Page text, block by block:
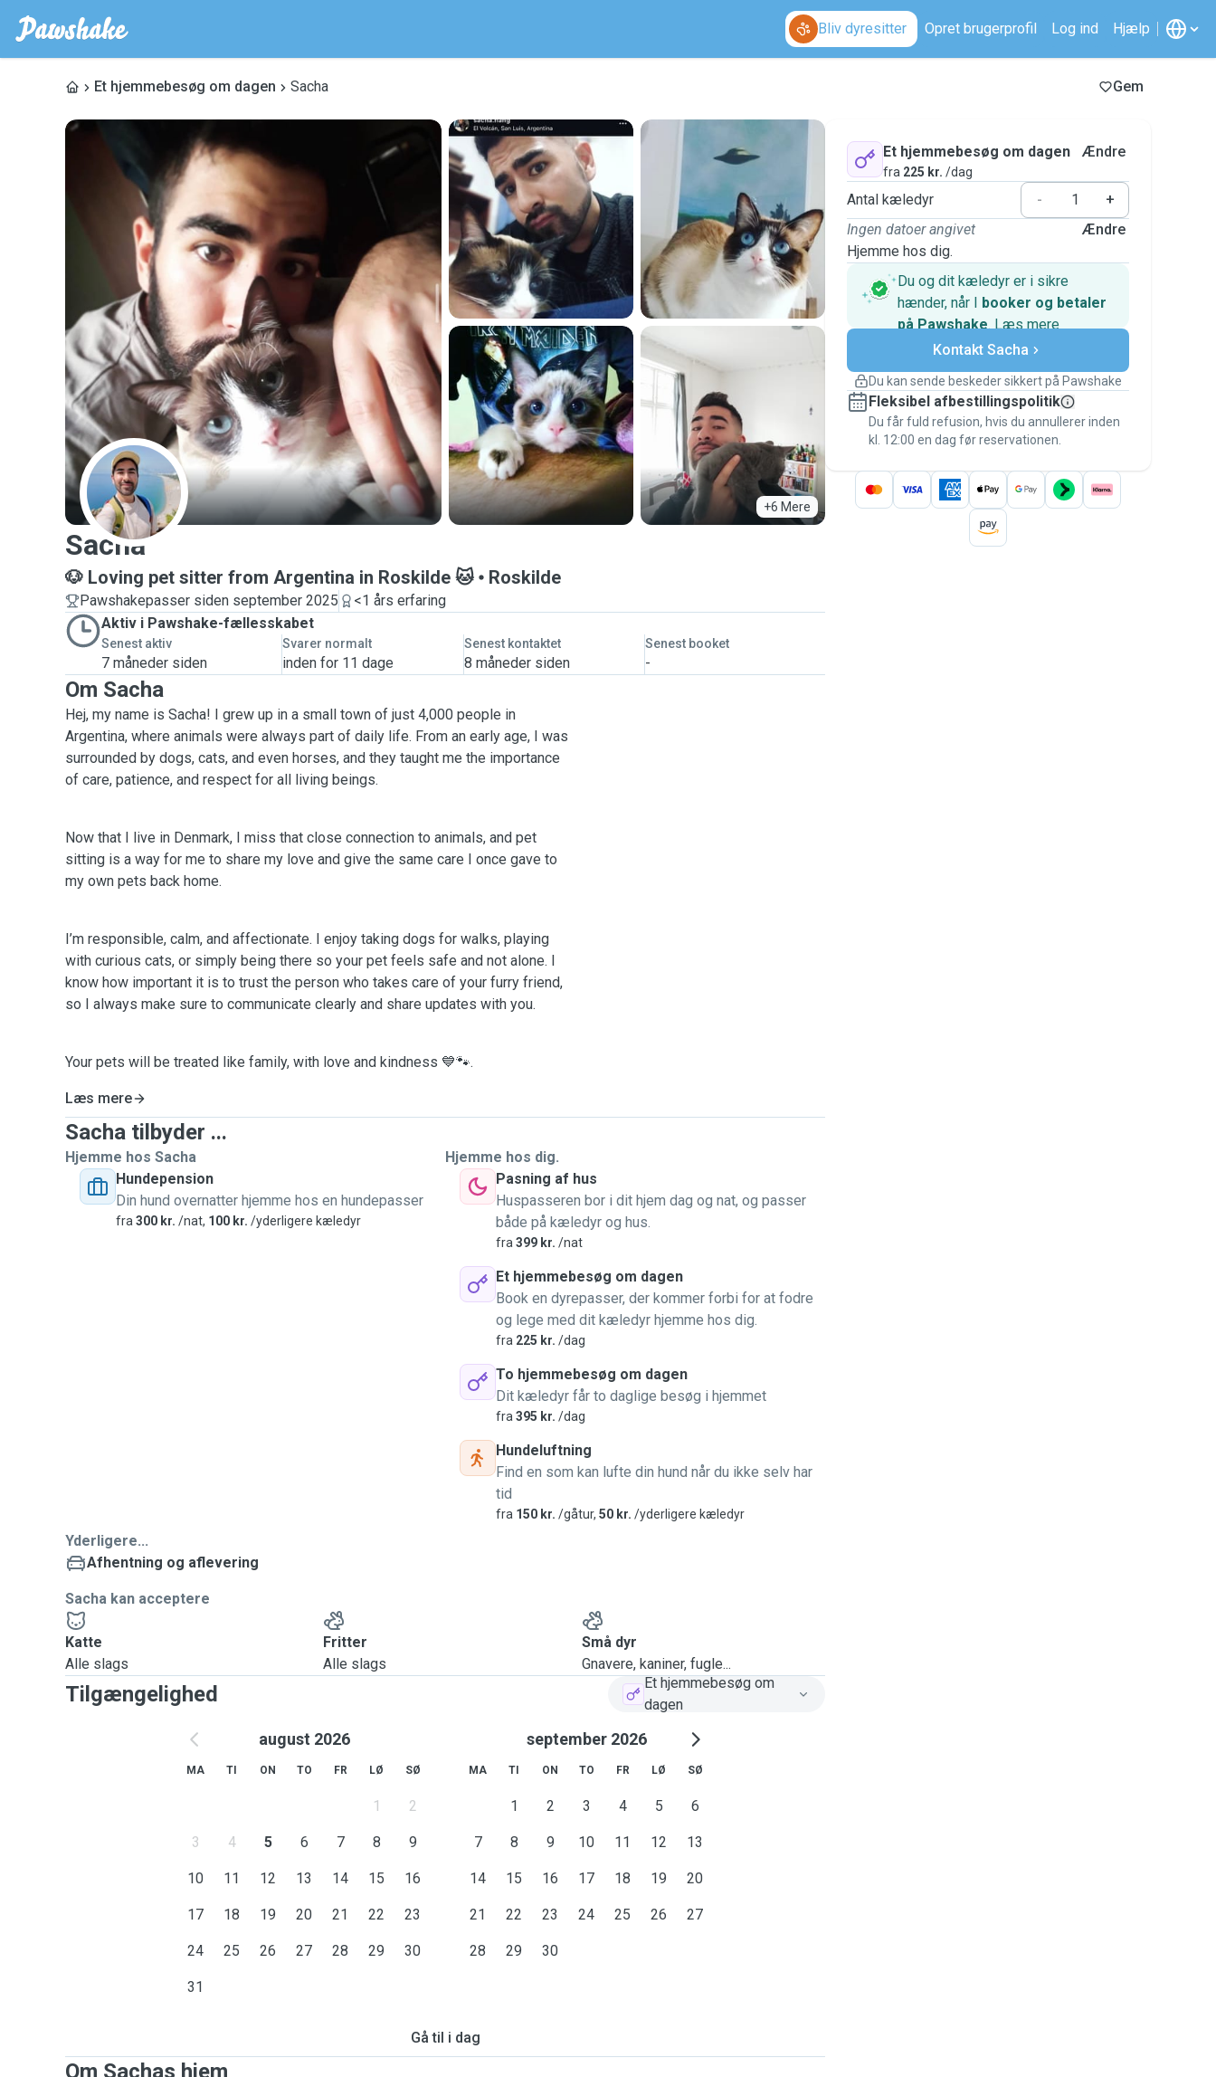
Bliv dyresitter Opret brugerprofil Log ind Hjælp
Et hjemmebesøg om dagen Sacha Gem
+6 Mere
S
Sacha
🐶 Loving pet sitter from Argentina in Roskilde 🐱 Roskilde
Pawshakepasser siden september 2025
<1 års erfaring
Aktiv i Pawshake-fællesskabet
Senest aktiv
7 måneder siden
Svarer normalt
inden for 11 dage
Senest kontaktet
8 måneder siden
Senest booket
-
Om Sacha
Hej, my name is Sacha! I grew up in a small town of just 4,000 people in
Argentina, where animals were always part of daily life. From an early age, I was
surrounded by dogs, cats, and even horses, and they taught me the importance
of care, patience, and respect for all living beings.
Now that I live in Denmark, I miss that close connection to animals, and pet
sitting is a way for me to share my love and give the same care I once gave to
my own pets back home.
I’m responsible, calm, and affectionate. I enjoy taking dogs for walks, playing
with curious cats, or simply being there so your pet feels safe and not alone. I
know how important it is to trust the person who takes care of your furry friend,
so I always make sure to communicate clearly and share updates with you.
Your pets will be treated like family, with love and kindness 💙🐾.
Læs mere
Sacha tilbyder ...
Hjemme hos Sacha
Hundepension
Din hund overnatter hjemme hos en hundepasser
fra 300 kr. /nat, 100 kr. /yderligere kæledyr
Hjemme hos dig.
Pasning af hus
Huspasseren bor i dit hjem dag og nat, og passer
både på kæledyr og hus.
fra 399 kr. /nat
Et hjemmebesøg om dagen
Book en dyrepasser, der kommer forbi for at fodre
og lege med dit kæledyr hjemme hos dig.
fra 225 kr. /dag
To hjemmebesøg om dagen
Dit kæledyr får to daglige besøg i hjemmet
fra 395 kr. /dag
Hundeluftning
Find en som kan lufte din hund når du ikke selv har
tid
fra 150 kr. /gåtur, 50 kr. /yderligere kæledyr
Yderligere...
Afhentning og aflevering
Sacha kan acceptere
Katte
Alle slags
Fritter
Alle slags
Små dyr
Gnavere, kaniner, fugle...
Tilgængelighed
Et hjemmebesøg om
dagen
august 2026
MA TI ON TO FR LØ SØ
1 2
3 4 5 6 7 8 9
10 11 12 13 14 15 16
17 18 19 20 21 22 23
24 25 26 27 28 29 30
31
september 2026
MA TI ON TO FR LØ SØ
1 2 3 4 5 6
7 8 9 10 11 12 13
14 15 16 17 18 19 20
21 22 23 24 25 26 27
28 29 30
Gå til i dag
Om Sachas hjem
Et hjemmebesøg om dagen
fra 225 kr. /dag
Ændre
Antal kæledyr -
+
Ingen datoer angivet
Hjemme hos dig.
Ændre
Du og dit kæledyr er i sikre
hænder, når I booker og betaler
på Pawshake. Læs mere
Sikre betalinger
Support, hvis planerne ændrer
Dækkede bookinger
Hold alt på Pawshake – fra den første
besked til betalingen – for at være dækket
af Pawshake-garantien.
Kontakt Sacha
Du kan sende beskeder sikkert på Pawshake
Fleksibel afbestillingspolitik
Du får fuld refusion, hvis du annullerer inden
kl. 12:00 en dag før reservationen.